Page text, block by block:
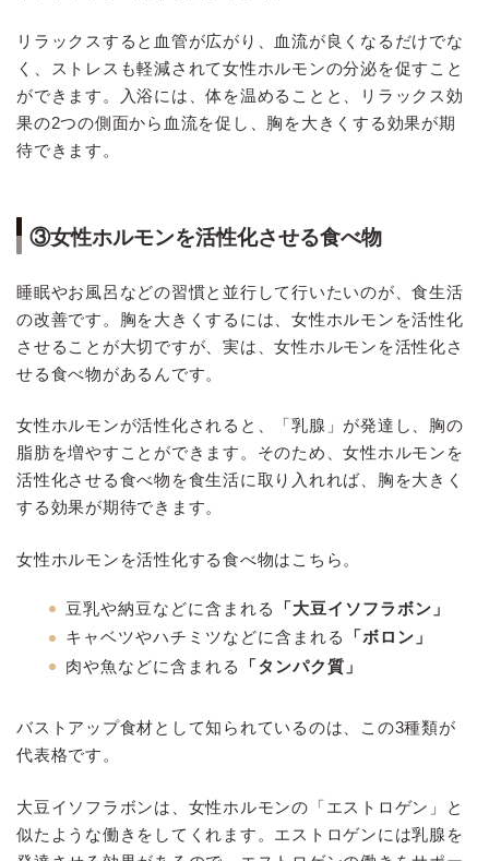
リラックスすると血管が広がり、血流が良くなるだけでな
く、ストレスも軽減されて女性ホルモンの分泌を促すこと
ができます。入浴には、体を温めることと、リラックス効
果の2つの側面から血流を促し、胸を大きくする効果が期
待できます。
③女性ホルモンを活性化させる食べ物
睡眠やお風呂などの習慣と並行して行いたいのが、食生活
の改善です。胸を大きくするには、女性ホルモンを活性化
させることが大切ですが、実は、女性ホルモンを活性化さ
せる食べ物があるんです。
女性ホルモンが活性化されると、「乳腺」が発達し、胸の
脂肪を増やすことができます。そのため、女性ホルモンを
活性化させる食べ物を食生活に取り入れれば、胸を大きく
する効果が期待できます。
女性ホルモンを活性化する食べ物はこちら。
豆乳や納豆などに含まれる
「大豆イソフラボン」
キャベツやハチミツなどに含まれる
「ボロン」
肉や魚などに含まれる
「タンパク質」
バストアップ食材として知られているのは、この3種類が
代表格です。
大豆イソフラボンは、女性ホルモンの「エストロゲン」と
似たような働きをしてくれます。エストロゲンには乳腺を